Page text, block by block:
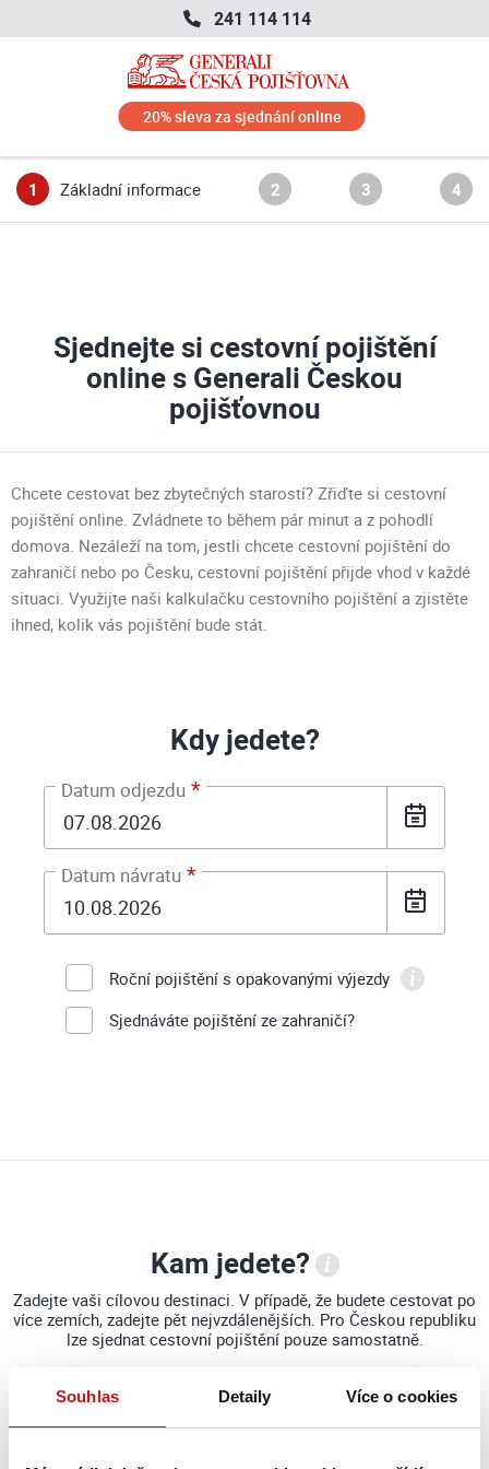
Souhlas Detaily Více o cookies
241 114 114
Základní informace
1 2 3 4
20% sleva za sjednání online
Sjednejte si cestovní pojištění
online s Generali Českou
pojišťovnou
Chcete cestovat bez zbytečných starostí? Zřiďte si cestovní
pojištění online. Zvládnete to během pár minut a z pohodlí
domova. Nezáleží na tom, jestli chcete cestovní pojištění do
zahraničí nebo po Česku, cestovní pojištění přijde vhod v každé
situaci. Využijte naši kalkulačku cestovního pojištění a zjistěte
ihned, kolik vás pojištění bude stát.
Kdy jedete?
Datum odjezdu
Datum návratu
Roční pojištění s opakovanými výjezdy
Sjednáváte pojištění ze zahraničí?
Kam jedete?
Zadejte vaši cílovou destinaci. V případě, že budete cestovat po
více zemích, zadejte pět nejvzdálenějších. Pro Českou republiku
lze sjednat cestovní pojištění pouze samostatně.
Cílová destinace